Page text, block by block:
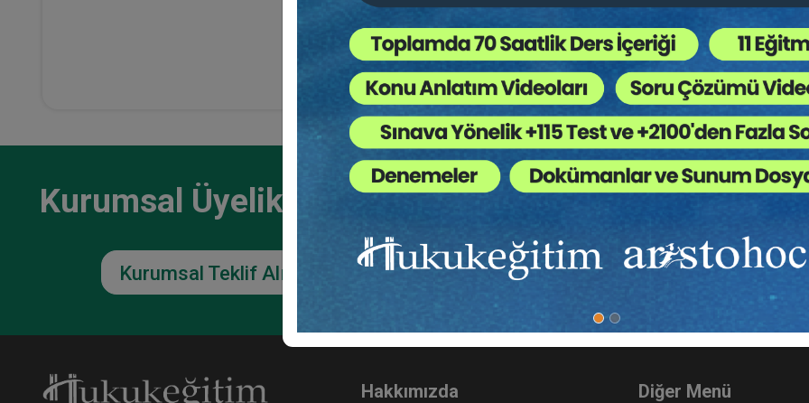
Kurumsal Üyelikler İçin
Kurumsal Teklif Alın
Ekibinizin hukuk bilgisini yükseltin, kaliteli içeriklerle
Ekibinize, Hukuk Eğitim’in birbirinden kaliteli
sınırsız erişim imkanı sunun.
Hakkımızda Diğer Menü